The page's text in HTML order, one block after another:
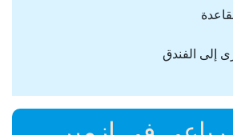
إلى الفندق